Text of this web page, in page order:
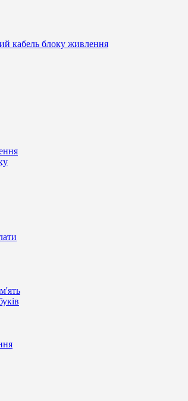
кабель блоку живлення